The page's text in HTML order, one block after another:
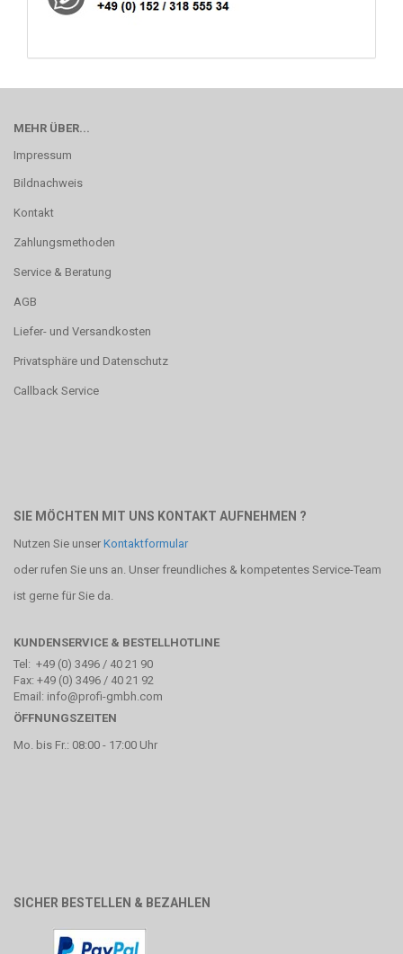
MEHR ÜBER...
Impressum
Bildnachweis
Kontakt
Zahlungsmethoden
Service & Beratung
AGB
Liefer- und Versandkosten
Privatsphäre und Datenschutz
Callback Service
SIE MÖCHTEN MIT UNS KONTAKT AUFNEHMEN ?
Nutzen Sie unser Kontaktformular
oder rufen Sie uns an. Unser freundliches & kompetentes Service-Team
ist gerne für Sie da.
KUNDENSERVICE & BESTELLHOTLINE
Tel: +49 (0) 3496 / 40 21 90
Fax: +49 (0) 3496 / 40 21 92
Email: info@profi-gmbh.com
ÖFFNUNGSZEITEN
Mo. bis Fr.: 08:00 - 17:00 Uhr
SICHER BESTELLEN & BEZAHLEN